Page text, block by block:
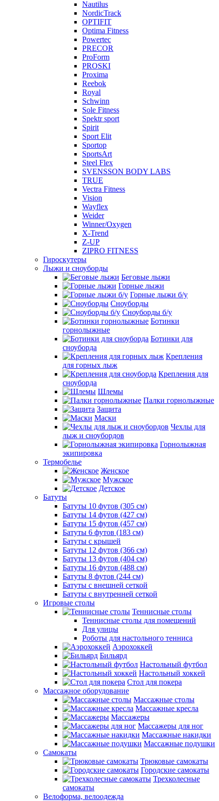
Nautilus
NordicTrack
OPTIFIT
Optima Fitness
Powertec
PRECOR
ProForm
PROSKI
Proxima
Reebok
Royal
Schwinn
Sole Fitness
Spektr sport
Spirit
Sport Elit
Sportop
SportsArt
Steel Flex
SVENSSON BODY LABS
TRUE
Vectra Fitness
Vision
Wayflex
Weider
Winner/Oxygen
X-Trend
Z-UP
ZIPRO FITNESS
Гироскутеры
Лыжи и сноуборды
Беговые лыжи
Горные лыжи
Горные лыжи б/у
Сноуборды
Сноуборды б/у
Ботинки
горнолыжные
Ботинки для
сноуборда
Крепления
для горных лыж
Крепления для
сноуборда
Шлемы
Палки горнолыжные
Защита
Маски
Чехлы для
лыж и сноубордов
Горнолыжная
экипировка
Термобелье
Женское
Мужское
Детское
Батуты
Батуты 10 футов (305 см)
Батуты 14 футов (427 см)
Батуты 15 футов (457 см)
Батуты 6 футов (183 см)
Батуты с крышей
Батуты 12 футов (366 см)
Батуты 13 футов (404 см)
Батуты 16 футов (488 см)
Батуты 8 футов (244 см)
Батуты с внешней сеткой
Батуты с внутренней сеткой
Игровые столы
Теннисные столы
Теннисные столы для помещений
Для улицы
Роботы для настольного тенниса
Аэрохоккей
Бильярд
Настольный футбол
Настольный хоккей
Стол для покера
Массажное оборудование
Массажные столы
Массажные кресла
Массажеры
Массажеры для ног
Массажные накидки
Массажные подушки
Самокаты
Трюковые самокаты
Городские самокаты
Трехколесные
самокаты
Велоформа, велоодежда